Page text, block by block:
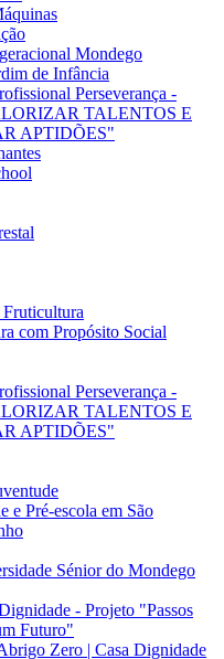
Mondego
de Infância
Perseverança -
TALENTOS E
APTIDÕES"
com Propósito Social
Perseverança -
TALENTOS E
APTIDÕES"
e Pré-escola em São
Sénior do Mondego
- Projeto "Passos
Futuro"
Zero | Casa Dignidade